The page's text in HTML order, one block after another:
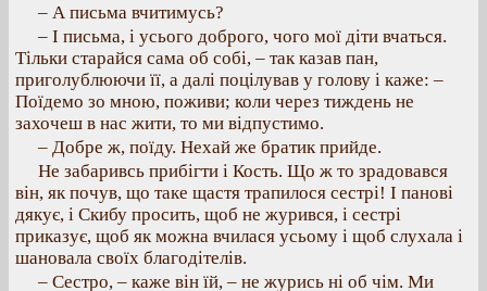
– А письма вчитимусь?
– І письма, і усього доброго, чого мої діти вчаться.
Тільки старайся сама об собі, – так казав пан,
приголублюючи її, а далі поцілував у голову і каже: –
Поїдемо зо мною, поживи; коли через тиждень не
захочеш в нас жити, то ми відпустимо.
– Добре ж, поїду. Нехай же братик прийде.
Не забаривсь прибігти і Кость. Що ж то зрадовався
він, як почув, що таке щастя трапилося сестрі! І панові
дякує, і Скибу просить, щоб не журився, і сестрі
приказує, щоб як можна вчилася усьому і щоб слухала і
шановала своїх благодітелів.
– Сестро, – каже він їй, – не журись ні об чім. Ми